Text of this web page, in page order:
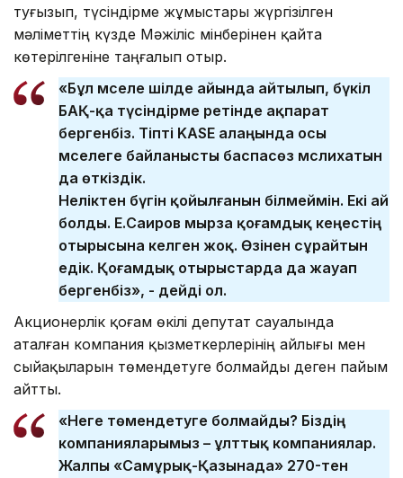
туғызып, түсіндірме жұмыстары жүргізілген
мәліметтің күзде Мәжіліс мінберінен қайта
көтерілгеніне таңғалып отыр.
«Бұл мәселе шілде айында айтылып, бүкіл
БАҚ-қа түсіндірме ретінде ақпарат
бергенбіз. Тіпті KASE алаңында осы
мәселеге байланысты баспасөз мәслихатын
да өткіздік.
Неліктен бүгін қойылғанын білмеймін. Екі ай
болды. Е.Саиров мырза қоғамдық кеңестің
отырысына келген жоқ. Өзінен сұрайтын
едік. Қоғамдық отырыстарда да жауап
бергенбіз», - дейді ол.
Акционерлік қоғам өкілі депутат сауалында
аталған компания қызметкерлерінің айлығы мен
сыйақыларын төмендетуге болмайды деген пайым
айтты.
«Неге төмендетуге болмайды? Біздің
компанияларымыз – ұлттық компаниялар.
Жалпы «Самұрық-Қазынада» 270-тен